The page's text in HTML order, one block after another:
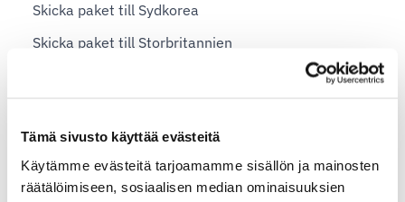
Tämä sivusto käyttää evästeitä
Käytämme evästeitä tarjoamamme sisällön ja mainosten
räätälöimiseen, sosiaalisen median ominaisuuksien
Skicka paket till Sydkorea
Skicka paket till Storbritannien
Skicka paket till Vietnam
Skicka paket till USA